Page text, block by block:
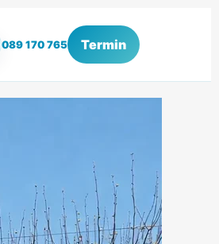
089 170 765 Termin